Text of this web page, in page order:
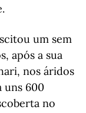
um sem
após a sua
nos áridos
uns 600
no